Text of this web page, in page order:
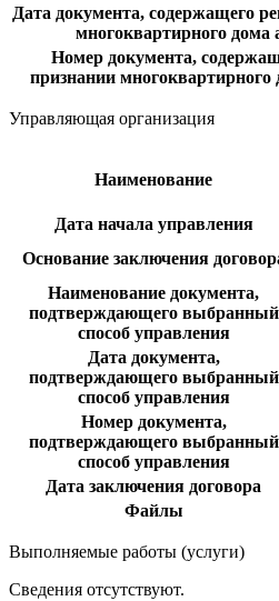
Дата документа, содержащего
многоквартирного
Номер документа,
признании
Управляющая организация
Наименование
Дата начала управления
Основание заключения
Наименование документа,
подтверждающего выбранный
способ управления
Дата документа,
подтверждающего выбранный
способ управления
Номер документа,
подтверждающего выбранный
способ управления
Дата заключения договора
Файлы
Выполняемые работы (услуги)
Сведения отсутствуют.